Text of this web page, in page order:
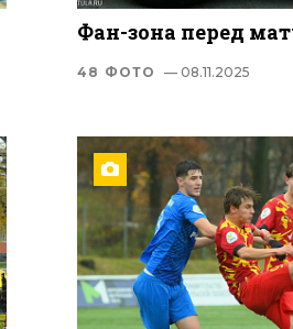
Фан-зона перед
48 ФОТО — 08.11.2025